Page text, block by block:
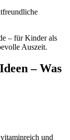
– für Kinder als
Auszeit.
– Was
und